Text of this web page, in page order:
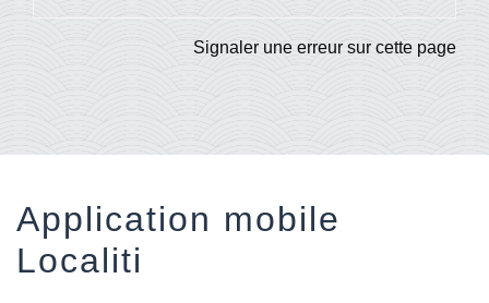
Signaler une erreur sur cette page
Application mobile
Localiti